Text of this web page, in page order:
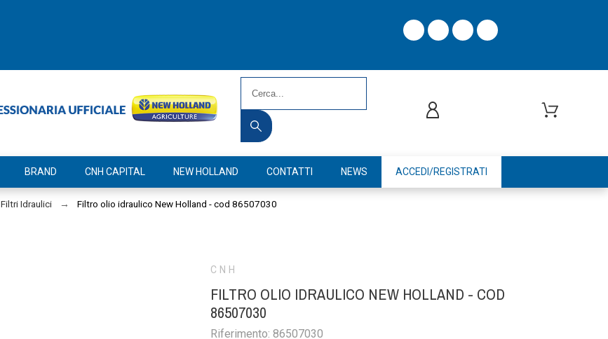
BRAND CNH CAPITAL NEW HOLLAND CONTATTI NEWS ACCEDI/REGISTRATI
Filtri Idraulici Filtro olio idraulico New Holland - cod 86507030
CNH
FILTRO OLIO IDRAULICO NEW HOLLAND - COD
86507030
Riferimento: 86507030